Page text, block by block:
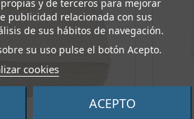
y de terceros para mejorar
publicidad relacionada con sus
de sus hábitos de navegación.
su uso pulse el botón Acepto.
cookies
ACEPTO